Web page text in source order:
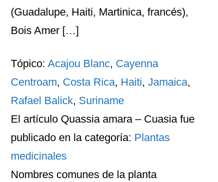
(Guadalupe, Haiti, Martinica, francés),
Bois Amer […]
Tópico: Acajou Blanc, Cayenna
Centroam, Costa Rica, Haiti,Jamaica,
Rafael Balick, Suriname
El artículo Quassia amara – Cuasiafue
publicado en la categoría: Plantas
medicinales
Nombres comunes de la planta